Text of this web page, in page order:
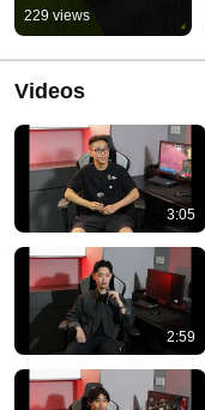
CSGO Tournament
嘅現場觀眾留下深刻
印象～💥💥💥💥🔫 一
齊重溫呢個 Moment
229 views
Videos
3:05
2:59